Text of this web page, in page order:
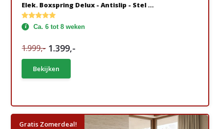
Elek. Boxspring Delux - Antislip - Stel ...
Ca. 6 tot 8 weken
1.999,- 1.399,-
Bekijken
Gratis Zomerdeal!